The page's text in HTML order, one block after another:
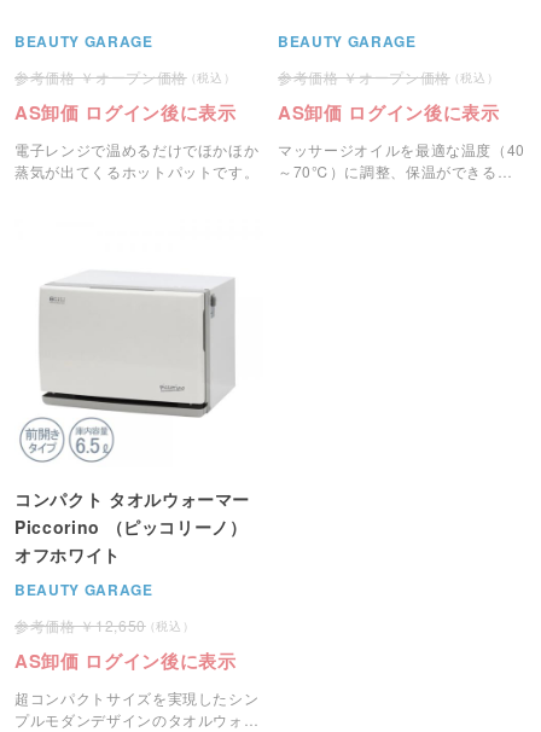
BEAUTY GARAGE
オープン価格
AS卸価 ログイン後に表示
電子レンジで温めるだけでほかほか
蒸気が出てくるホットパットです。
BEAUTY GARAGE
オープン価格
AS卸価 ログイン後に表示
マッサージオイルを最適な温度（40
～70℃）に調整、保温ができるウ
コンパクト タオルウォーマー
Piccorino （ピッコリーノ）
オフホワイト
BEAUTY GARAGE
12,650
AS卸価 ログイン後に表示
超コンパクトサイズを実現したシン
プルモダンデザインのタオルウォー